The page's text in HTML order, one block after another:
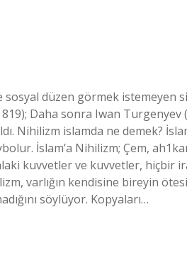
düzen görmek istemeyen
Daha sonra Iwan Turgenyev
Nihilizm islamda ne demek?
İslam’a Nihilizm; Çem,
kuvvetler ve kuvvetler, hiçbir
varlığın kendisine bireyin
söylüyor. Kopyaları…